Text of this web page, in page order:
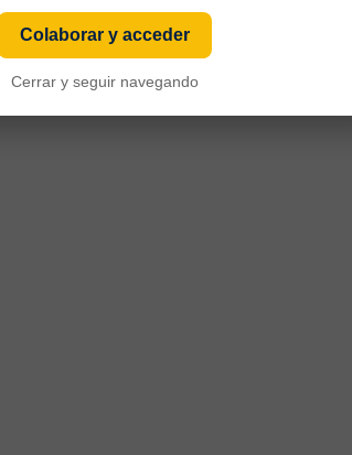
Colaborar y acceder
Cerrar y seguir navegando